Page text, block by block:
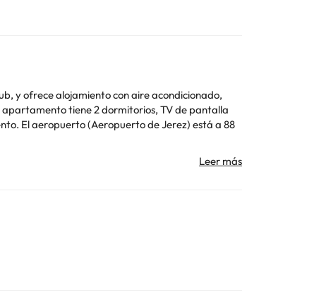
y ofrece alojamiento con aire acondicionado,
a 88